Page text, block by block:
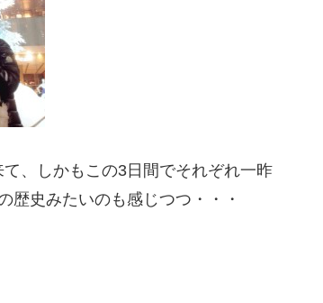
、しかもこの3日間でそれぞれ一昨
歴史みたいのも感じつつ・・・